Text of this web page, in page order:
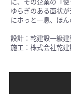
ゆらぎのある面状
にホっと一息、ほ
設計：乾建設一級
施工：株式会社乾